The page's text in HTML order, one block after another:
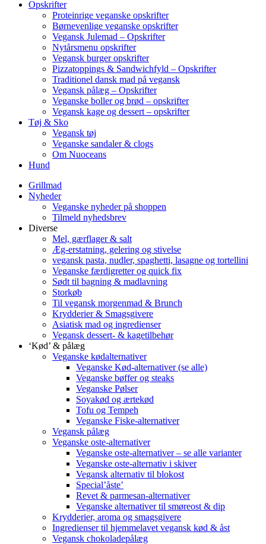
Opskrifter
Proteinrige veganske opskrifter
Børnevenlige veganske opskrifter
Vegansk Julemad – Opskrifter
Nytårsmenu opskrifter
Vegansk burger opskrifter
Pizzatoppings & Sandwichfyld – Opskrifter
Traditionel dansk mad på vegansk
Vegansk pålæg – Opskrifter
Veganske boller og brød – opskrifter
Vegansk kage og dessert – opskrifter
Tøj & Sko
Vegansk tøj
Veganske sandaler & clogs
Om Nuoceans
Hund
Grillmad
Nyheder
Veganske nyheder på shoppen
Tilmeld nyhedsbrev
Diverse
Mel, gærflager & salt
Æg-erstatning, gelering og stivelse
vegansk pasta, nudler, spaghetti, lasagne og tortellini
Veganske færdigretter og quick fix
Sødt til bagning & madlavning
Storkøb
Til vegansk morgenmad & Brunch
Krydderier & Smagsgivere
Asiatisk mad og ingredienser
Vegansk dessert- & kagetilbehør
‘Kød’ & pålæg
Veganske kødalternativer
Veganske Kød-alternativer (se alle)
Veganske bøffer og steaks
Veganske Pølser
Soyakød og ærtekød
Tofu og Tempeh
Veganske Fiske-alternativer
Vegansk pålæg
Veganske oste-alternativer
Veganske oste-alternativer – se alle varianter
Veganske oste-alternativ i skiver
Vegansk alternativ til blokost
Special’åste’
Revet & parmesan-alternativer
Veganske alternativer til smøreost & dip
Krydderier, aroma og smagsgivere
Ingredienser til hjemmelavet vegansk kød & åst
Vegansk chokoladepålæg